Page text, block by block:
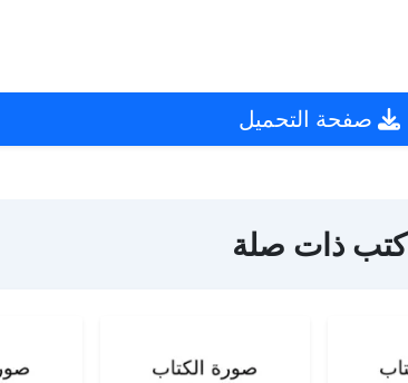
صفحة التحميل
كتب ذات صلة